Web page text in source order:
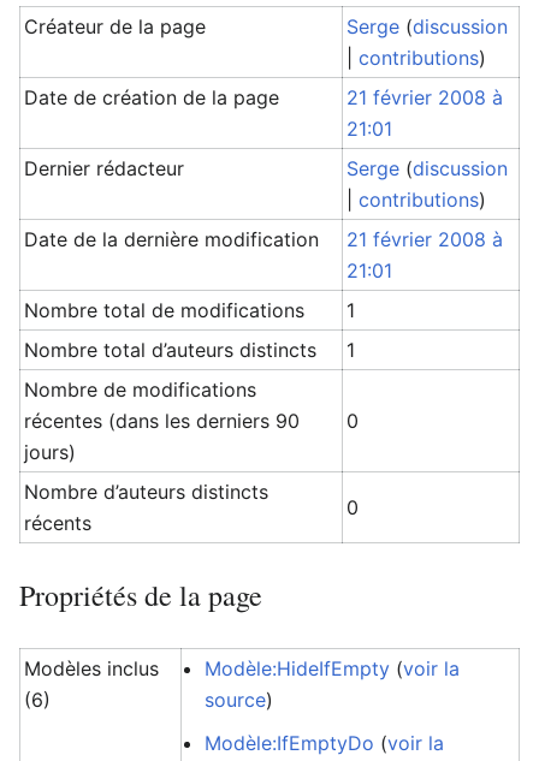
Créateur de la page Serge (discussion
|contributions)
Date de création de la page
21 février 2008 à
21:01
Dernier rédacteur
Serge (discussion
|contributions)
Date de la dernière modification
21 février 2008 à
21:01
Nombre total de modifications
1
Nombre total d’auteurs distincts
1
Nombre de modifications
récentes (dans les derniers 90
jours)
0
Nombre d’auteurs distincts
récents
0
Propriétés de la page
Modèles inclus
(6)
Modèle:HideIfEmpty (voir la
source)
Modèle:IfEmptyDo (voir la